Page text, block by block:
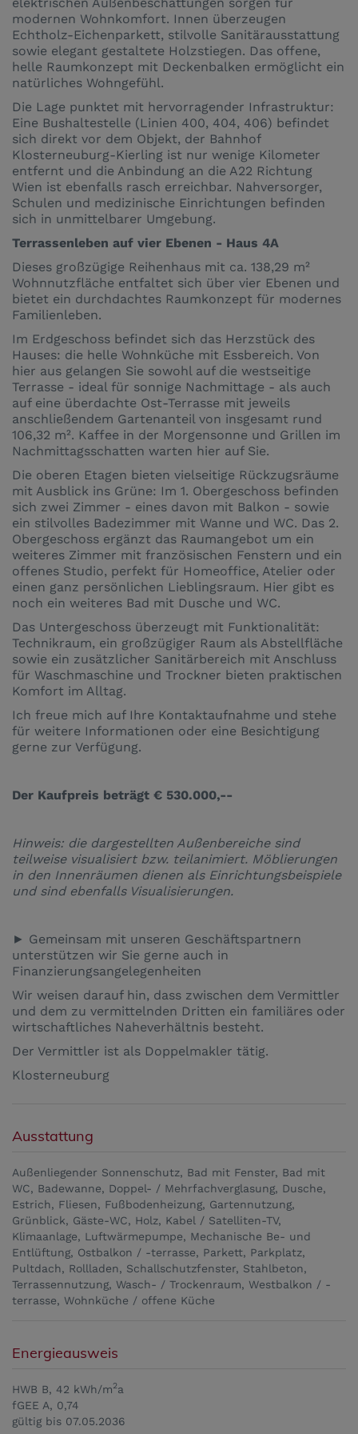
modernen Wohnkomfort. Innen überzeugen
Echtholz-Eichenparkett, stilvolle Sanitärausstattung
sowie elegant gestaltete Holzstiegen. Das offene,
helle Raumkonzept mit Deckenbalken ermöglicht ein
natürliches Wohngefühl.
Die Lage punktet mit hervorragender Infrastruktur:
Eine Bushaltestelle (Linien 400, 404, 406) befindet
sich direkt vor dem Objekt, der Bahnhof
Klosterneuburg-Kierling ist nur wenige Kilometer
entfernt und die Anbindung an die A22 Richtung
Wien ist ebenfalls rasch erreichbar. Nahversorger,
Schulen und medizinische Einrichtungen befinden
sich in unmittelbarer Umgebung.
Terrassenleben auf vier Ebenen - Haus 4A
Dieses großzügige Reihenhaus mit ca. 138,29 m²
Wohnnutzfläche entfaltet sich über vier Ebenen und
bietet ein durchdachtes Raumkonzept für modernes
Familienleben.
Im Erdgeschoss befindet sich das Herzstück des
Hauses: die helle Wohnküche mit Essbereich. Von
hier aus gelangen Sie sowohl auf die westseitige
Terrasse - ideal für sonnige Nachmittage - als auch
auf eine überdachte Ost-Terrasse mit jeweils
anschließendem Gartenanteil von insgesamt rund
106,32 m². Kaffee in der Morgensonne und Grillen im
Nachmittagsschatten warten hier auf Sie.
Die oberen Etagen bieten vielseitige Rückzugsräume
mit Ausblick ins Grüne: Im 1. Obergeschoss befinden
sich zwei Zimmer - eines davon mit Balkon - sowie
ein stilvolles Badezimmer mit Wanne und WC. Das 2.
Obergeschoss ergänzt das Raumangebot um ein
weiteres Zimmer mit französischen Fenstern und ein
offenes Studio, perfekt für Homeoffice, Atelier oder
einen ganz persönlichen Lieblingsraum. Hier gibt es
noch ein weiteres Bad mit Dusche und WC.
Das Untergeschoss überzeugt mit Funktionalität:
Technikraum, ein großzügiger Raum als Abstellfläche
sowie ein zusätzlicher Sanitärbereich mit Anschluss
für Waschmaschine und Trockner bieten praktischen
Komfort im Alltag.
Ich freue mich auf Ihre Kontaktaufnahme und stehe
für weitere Informationen oder eine Besichtigung
gerne zur Verfügung.
Der Kaufpreis beträgt € 530.000,--
Hinweis: die dargestellten Außenbereiche sind
teilweise visualisiert bzw. teilanimiert. Möblierungen
in den Innenräumen dienen als Einrichtungsbeispiele
und sind ebenfalls Visualisierungen.
► Gemeinsam mit unseren Geschäftspartnern
unterstützen wir Sie gerne auch in
Finanzierungsangelegenheiten
Wir weisen darauf hin, dass zwischen dem Vermittler
und dem zu vermittelnden Dritten ein familiäres oder
wirtschaftliches Naheverhältnis besteht.
Der Vermittler ist als Doppelmakler tätig.
Klosterneuburg
Ausstattung
Außenliegender Sonnenschutz Bad mit Fenster
Bad mit
WC
Badewanne Doppel- / Mehrfachverglasung
Dusche
Estrich
Fliesen Fußbodenheizung
Gartennutzung
Grünblick
Gäste-WC Holz
Kabel / Satelliten-TV
Klimaanlage
Luftwärmepumpe
Mechanische Be- und
Entlüftung
Ostbalkon / -terrasse Parkett
Parkplatz
Pultdach
Rollladen Schallschutzfenster
Stahlbeton
Terrassennutzung
Wasch- / Trockenraum
Westbalkon / -
terrasse
Wohnküche / offene Küche
Energieausweis
HWB B, 42 kWh/m2a
fGEE A, 0,74
gültig bis 07.05.2036